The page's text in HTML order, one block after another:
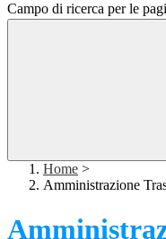
Campo di ricerca per le
Home >
Amministrazione